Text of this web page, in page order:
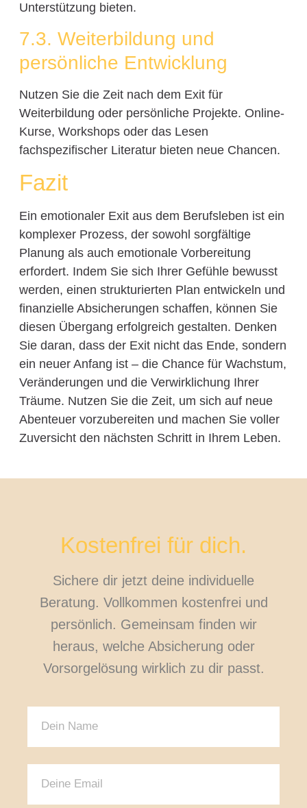
Unterstützung bieten.
7.3. Weiterbildung und
persönliche Entwicklung
Nutzen Sie die Zeit nach dem Exit für
Weiterbildung oder persönliche Projekte. Online-
Kurse, Workshops oder das Lesen
fachspezifischer Literatur bieten neue Chancen.
Fazit
Ein emotionaler Exit aus dem Berufsleben ist ein
komplexer Prozess, der sowohl sorgfältige
Planung als auch emotionale Vorbereitung
erfordert. Indem Sie sich Ihrer Gefühle bewusst
werden, einen strukturierten Plan entwickeln und
finanzielle Absicherungen schaffen, können Sie
diesen Übergang erfolgreich gestalten. Denken
Sie daran, dass der Exit nicht das Ende, sondern
ein neuer Anfang ist – die Chance für Wachstum,
Veränderungen und die Verwirklichung Ihrer
Träume. Nutzen Sie die Zeit, um sich auf neue
Abenteuer vorzubereiten und machen Sie voller
Zuversicht den nächsten Schritt in Ihrem Leben.
Kostenfrei für dich.
Sichere dir jetzt deine individuelle
Beratung. Vollkommen kostenfrei und
persönlich. Gemeinsam finden wir
heraus, welche Absicherung oder
Vorsorgelösung wirklich zu dir passt.